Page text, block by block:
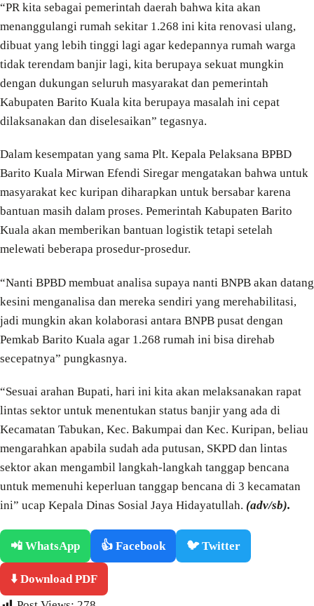
“PR kita sebagai pemerintah daerah bahwa kita akan
menanggulangi rumah sekitar 1.268 ini kita renovasi ulang,
dibuat yang lebih tinggi lagi agar kedepannya rumah warga
tidak terendam banjir lagi, kita berupaya sekuat mungkin
dengan dukungan seluruh masyarakat dan pemerintah
Kabupaten Barito Kuala kita berupaya masalah ini cepat
dilaksanakan dan diselesaikan” tegasnya.
Dalam kesempatan yang sama Plt. Kepala Pelaksana BPBD
Barito Kuala Mirwan Efendi Siregar mengatakan bahwa untuk
masyarakat kec kuripan diharapkan untuk bersabar karena
bantuan masih dalam proses. Pemerintah Kabupaten Barito
Kuala akan memberikan bantuan logistik tetapi setelah
melewati beberapa prosedur-prosedur.
“Nanti BPBD membuat analisa supaya nanti BNPB akan datang
kesini menganalisa dan mereka sendiri yang merehabilitasi,
jadi mungkin akan kolaborasi antara BNPB pusat dengan
Pemkab Barito Kuala agar 1.268 rumah ini bisa direhab
secepatnya” pungkasnya.
“Sesuai arahan Bupati, hari ini kita akan melaksanakan rapat
lintas sektor untuk menentukan status banjir yang ada di
Kecamatan Tabukan, Kec. Bakumpai dan Kec. Kuripan, beliau
mengarahkan apabila sudah ada putusan, SKPD dan lintas
sektor akan mengambil langkah-langkah tanggap bencana
untuk memenuhi keperluan tanggap bencana di 3 kecamatan
ini” ucap Kepala Dinas Sosial Jaya Hidayatullah. (adv/sb).
📲 WhatsApp 👍 Facebook 🐦 Twitter
⬇️ Download PDF